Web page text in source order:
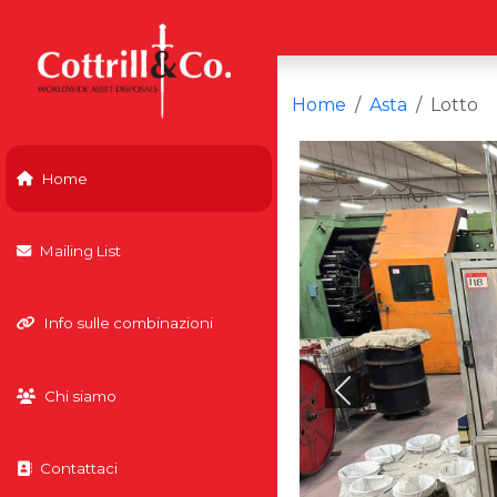
Home
Mailing List
Info sulle combinazioni
Chi siamo
Contattaci
Home Asta Lotto
Previous